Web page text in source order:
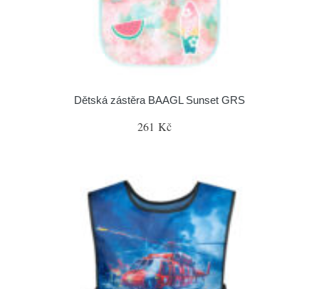
Dětská zástěra BAAGL Sunset GRS
261 Kč